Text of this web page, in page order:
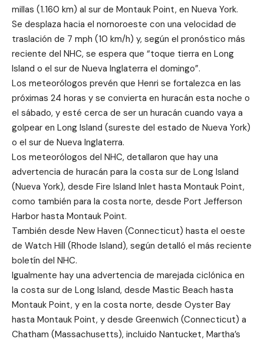
millas (1.160 km) al sur de Montauk Point, en Nueva York.
Se desplaza hacia el nornoroeste con una velocidad de
traslación de 7 mph (10 km/h) y, según el pronóstico más
reciente del NHC, se espera que “toque tierra en Long
Island o el sur de Nueva Inglaterra el domingo”.
Los meteorólogos prevén que Henri se fortalezca en las
próximas 24 horas y se convierta en huracán esta noche o
el sábado, y esté cerca de ser un huracán cuando vaya a
golpear en Long Island (sureste del estado de Nueva York)
o el sur de Nueva Inglaterra.
Los meteorólogos del NHC, detallaron que hay una
advertencia de huracán para la costa sur de Long Island
(Nueva York), desde Fire Island Inlet hasta Montauk Point,
como también para la costa norte, desde Port Jefferson
Harbor hasta Montauk Point.
También desde New Haven (Connecticut) hasta el oeste
de Watch Hill (Rhode Island), según detalló el más reciente
boletín del NHC.
Igualmente hay una advertencia de marejada ciclónica en
la costa sur de Long Island, desde Mastic Beach hasta
Montauk Point, y en la costa norte, desde Oyster Bay
hasta Montauk Point, y desde Greenwich (Connecticut) a
Chatham (Massachusetts), incluido Nantucket, Martha’s